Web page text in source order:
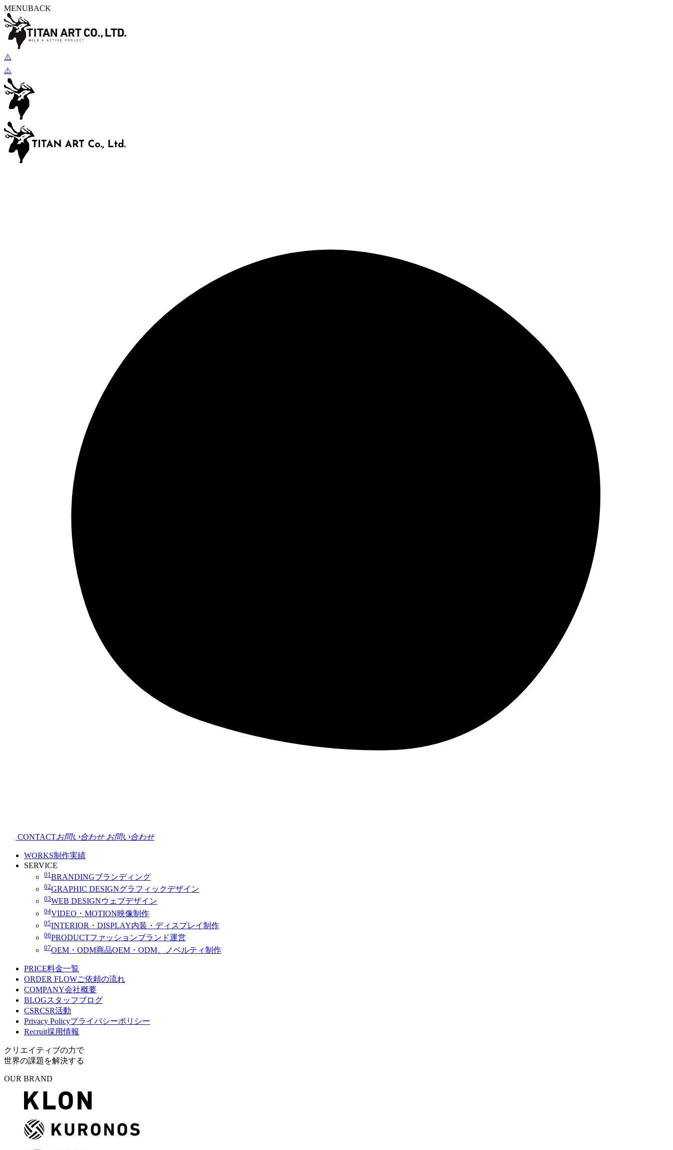
MENUBACK
CONTACTお問い合わせ お問い合わせ
WORKS制作実績
SERVICE
01 BRANDINGブランディング
02GRAPHIC DESIGNグラフィックデザイン
03WEB DESIGNウェブデザイン
04VIDEO・MOTION映像制作
05INTERIOR・DISPLAY内装・ディスプレイ制作
06PRODUCTファッションブランド運営
07OEM・ODM商品OEM・ODM、ノベルティ制作
PRICE料金一覧
ORDER FLOWご依頼の流れ
COMPANY会社概要
BLOGスタッフブログ
CSRCSR活動
Privacy Policyプライバシーポリシー
Recruit採用情報
クリエイティブの力で
世界の課題を解決する
OUR BRAND